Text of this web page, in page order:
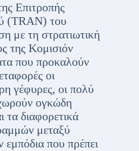
Επιτροπής
(ΤRAN) του
με τη στρατιωτική
της Κομισιόν
που προκαλούν
οι
γέφυρες, οι πολύ
ογκώδη
τα διαφορετικά
μεταξύ
που πρέπει